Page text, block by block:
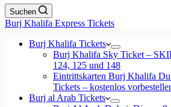
Suchen
Burj Khalifa Express Tickets
Burj Khalifa Tickets
Burj Khalifa Sky Ticket –
124, 125 und 148
Eintrittskarten Burj Khalifa
Tickets – kostenlos
Burj al Arab Tickets